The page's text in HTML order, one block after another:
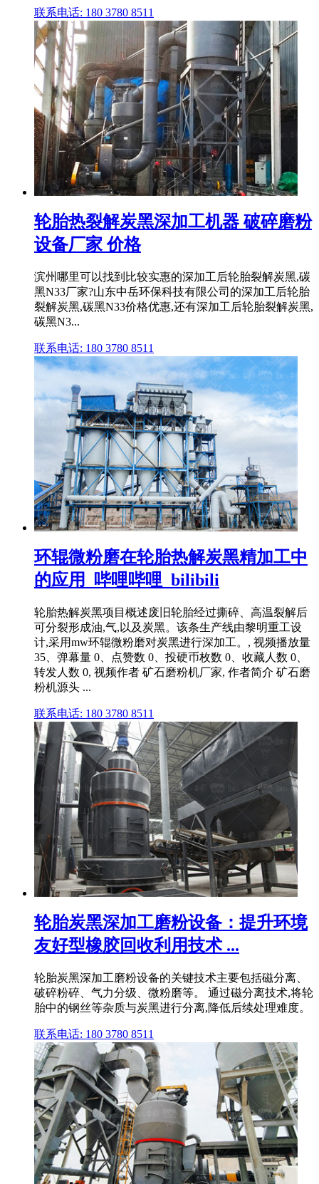
联系电话: 180 3780 8511
轮胎热裂解炭黑深加工机器 破碎磨粉
设备厂家 价格
滨州哪里可以找到比较实惠的深加工后轮胎裂解炭黑,碳
黑N33厂家?山东中岳环保科技有限公司的深加工后轮胎
裂解炭黑,碳黑N33价格优惠,还有深加工后轮胎裂解炭黑,
碳黑N3...
联系电话: 180 3780 8511
环辊微粉磨在轮胎热解炭黑精加工中
的应用_哔哩哔哩_bilibili
轮胎热解炭黑项目概述废旧轮胎经过撕碎、高温裂解后
可分裂形成油,气,以及炭黑。该条生产线由黎明重工设
计,采用mw环辊微粉磨对炭黑进行深加工。, 视频播放量
35、弹幕量 0、点赞数 0、投硬币枚数 0、收藏人数 0、
转发人数 0, 视频作者 矿石磨粉机厂家, 作者简介 矿石磨
粉机源头 ...
联系电话: 180 3780 8511
轮胎炭黑深加工磨粉设备：提升环境
友好型橡胶回收利用技术 ...
轮胎炭黑深加工磨粉设备的关键技术主要包括磁分离、
破碎粉碎、气力分级、微粉磨等。 通过磁分离技术,将轮
胎中的钢丝等杂质与炭黑进行分离,降低后续处理难度。
联系电话: 180 3780 8511